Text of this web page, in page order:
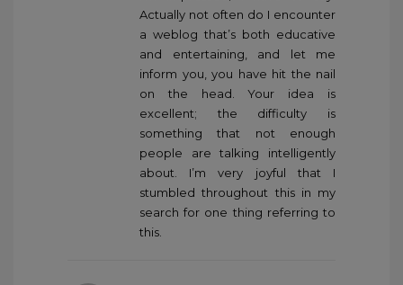
Actually not often do I encounter
a weblog that’s both educative
and entertaining, and let me
inform you, you have hit the nail
on the head. Your idea is
excellent; the difficulty is
something that not enough
people are talking intelligently
about. I’m very joyful that I
stumbled throughout this in my
search for one thing referring to
this.